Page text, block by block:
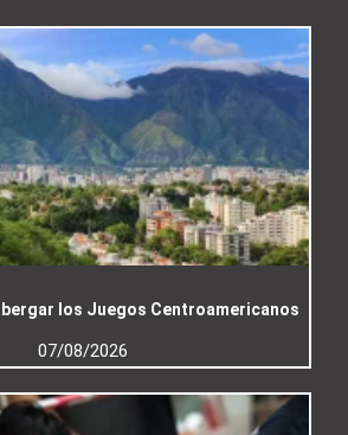
los Juegos Centroamericanos
07/08/2026